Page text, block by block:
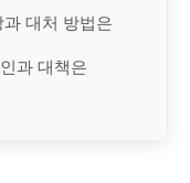
대처 방법은
과 대책은